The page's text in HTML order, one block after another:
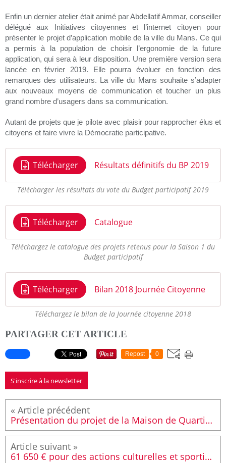
Enfin un dernier atelier était animé par Abdellatif Ammar, conseiller
délégué aux Initiatives citoyennes et l’internet citoyen pour
présenter le projet d’application mobile de la ville du Mans. Ce qui
a permis à la population de choisir l’ergonomie de la future
application, qui sera à leur disposition. Une première version sera
lancée en février 2019. Elle pourra évoluer en fonction des
remarques des utilisateurs. La ville du Mans souhaite s’adapter
aux nouveaux moyens de communication et toucher un plus
grand nombre d’usagers dans sa communication.
Autant de projets que je pilote avec plaisir pour rapprocher élus et
citoyens et faire vivre la Démocratie participative.
Télécharger Résultats définitifs du BP 2019
Télécharger les résultats du vote du Budget participatif 2019
Télécharger Catalogue
Téléchargez le catalogue des projets retenus pour la Saison 1 du
Budget participatif
Télécharger Bilan 2018 Journée Citoyenne
Téléchargez le bilan de la Journée citoyenne 2018
PARTAGER CET ARTICLE
Repost 0
S'inscrire à la newsletter
Présentation du projet de la Maison de Quartier de la Madeleine
61 650 € pour des actions culturelles et sportives dans le canton Le Mans 6